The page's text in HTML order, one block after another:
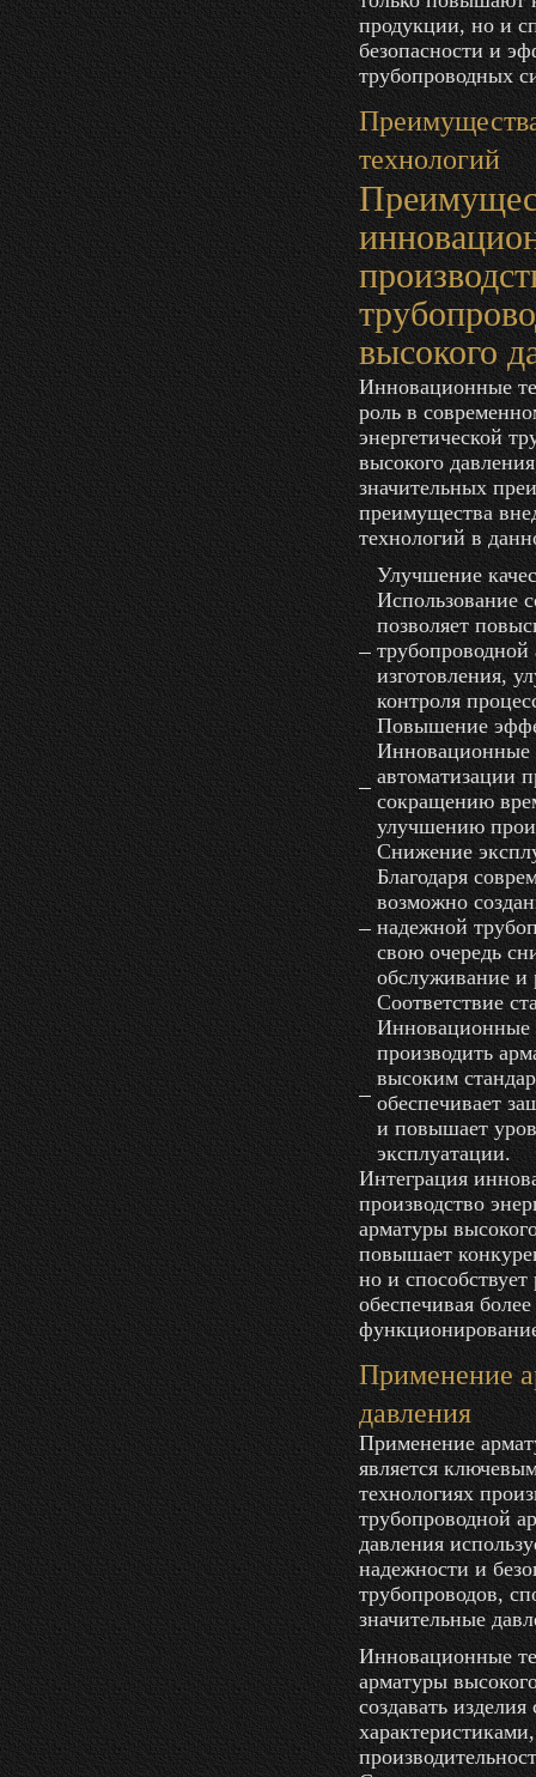
продукции, но и
безопасности и
трубопроводных
технологий
высокого
Инновационные
роль в
энергетической
высокого
значительных
преимущества
технологий в
Улучшение
Использование
позволяет
трубопроводной
изготовления,
контроля
Повышение
Инновационные
автоматизации
сокращению
улучшению
Снижение
Благодаря
возможно
надежной
свою очередь
обслуживание и
Соответствие
Инновационные
производить
высоким
обеспечивает
и повышает
эксплуатации.
Интеграция
производство
арматуры
повышает
но и
обеспечивая
Применение
давления
Применение
является
технологиях
трубопроводной
давления
надежности и
трубопроводов,
значительные
Инновационные
арматуры
создавать